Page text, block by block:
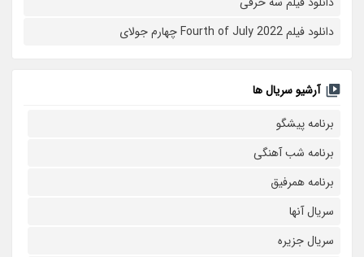
دانلود فیلم Fourth of July 2022 چهارم جولای
آرشیو سریال ها
برنامه پیشگو
برنامه شب آهنگی
برنامه همرفیق
سریال آنها
سریال جزیره